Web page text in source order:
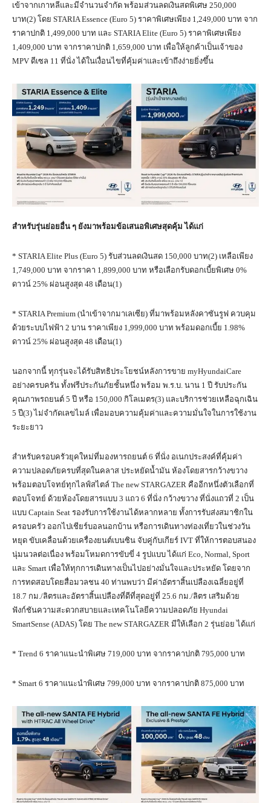
เข้าจากเกาหลีและมีจำนวนจำกัด พร้อมส่วนลดเงินสดพิเศษ 250,000
บาท(2) โดย STARIA Essence (Euro 5) ราคาพิเศษเพียง 1,249,000 บาท จาก
ราคาปกติ 1,499,000 บาท และ STARIA Elite (Euro 5) ราคาพิเศษเพียง
1,409,000 บาท จากราคาปกติ 1,659,000 บาท เพื่อให้ลูกค้าเป็นเจ้าของ
MPV ดีเซล 11 ที่นั่ง ได้ในเงื่อนไขที่คุ้มค่าและเข้าถึงง่ายยิ่งขึ้น
สำหรับรุ่นย่อยอื่น ๆ ยังมาพร้อมข้อเสนอพิเศษสุดคุ้ม ได้แก่
* STARIA Elite Plus (Euro 5) รับส่วนลดเงินสด 150,000 บาท(2) เหลือเพียง
1,749,000 บาท จากราคา 1,899,000 บาท หรือเลือกรับดอกเบี้ยพิเศษ 0%
ดาวน์ 25% ผ่อนสูงสุด 48 เดือน(1)
* STARIA Premium (นำเข้าจากมาเลเซีย) ที่มาพร้อมหลังคาซันรูฟ ควบคุม
ด้วยระบบไฟฟ้า 2 บาน ราคาเพียง 1,999,000 บาท พร้อมดอกเบี้ย 1.98%
ดาวน์ 25% ผ่อนสูงสุด 48 เดือน(1)
นอกจากนี้ ทุกรุ่นจะได้รับสิทธิประโยชน์หลังการขาย myHyundaiCare
อย่างครบครัน ทั้งฟรีประกันภัยชั้นหนึ่ง พร้อม พ.ร.บ. นาน 1 ปี รับประกัน
คุณภาพรถยนต์ 5 ปี หรือ 150,000 กิโลเมตร(3) และบริการช่วยเหลือฉุกเฉิน
5 ปี(3) ไม่จำกัดเลขไมล์ เพื่อมอบความคุ้มค่าและความมั่นใจในการใช้งาน
ระยะยาว
สำหรับครอบครัวยุคใหม่ที่มองหารถยนต์ 6 ที่นั่ง อเนกประสงค์ที่คุ้มค่า
ความปลอดภัยครบที่สุดในคลาส ประหยัดน้ำมัน ห้องโดยสารกว้างขวาง
พร้อมตอบโจทย์ทุกไลฟ์สไตล์ The new STARGAZER คืออีกหนึ่งตัวเลือกที่
ตอบโจทย์ ด้วยห้องโดยสารแบบ 3 แถว 6 ที่นั่ง กว้างขวาง ที่นั่งแถวที่ 2 เป็น
แบบ Captain Seat รองรับการใช้งานได้หลากหลาย ทั้งการรับส่งสมาชิกใน
ครอบครัว ออกไปเชียร์บอลนอกบ้าน หรือการเดินทางท่องเที่ยวในช่วงวัน
หยุด ขับเคลื่อนด้วยเครื่องยนต์เบนซิน จับคู่กับเกียร์ IVT ที่ให้การตอบสนอง
นุ่มนวลต่อเนื่อง พร้อมโหมดการขับขี่ 4 รูปแบบ ได้แก่ Eco, Normal, Sport
และ Smart เพื่อให้ทุกการเดินทางเป็นไปอย่างมั่นใจและประหยัด โดยจาก
การทดสอบโดยสื่อมวลชน 40 ท่านพบว่า มีค่าอัตราสิ้นเปลืองเฉลี่ยอยู่ที่
18.7 กม./ลิตรและอัตราสิ้นเปลืองที่ดีที่สุดอยู่ที่ 25.6 กม./ลิตร เสริมด้วย
ฟังก์ชันความสะดวกสบายและเทคโนโลยีความปลอดภัย Hyundai
SmartSense (ADAS) โดย The new STARGAZER มีให้เลือก 2 รุ่นย่อย ได้แก่
* Trend 6 ราคาแนะนำพิเศษ 719,000 บาท จากราคาปกติ 795,000 บาท
* Smart 6 ราคาแนะนำพิเศษ 799,000 บาท จากราคาปกติ 875,000 บาท